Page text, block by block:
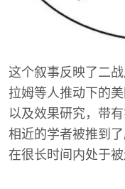
这个叙事反映了二
拉姆等人推动下的
以及效果研究，带
相近的学者被推到
在很长时间内处于被